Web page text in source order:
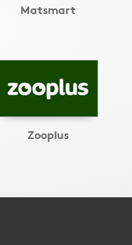
Matsmart
Zooplus